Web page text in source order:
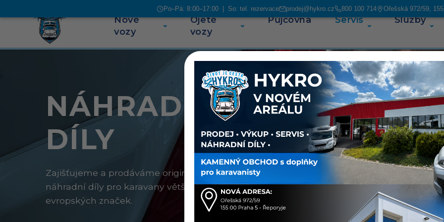
Po–Pá: 8:00–17:00 | So: tel. rezervace prodej@hykro.cz 800 100 714 Ořešská 972/59,
Přeskočit na obsah
Nové
vozy
Ojeté
vozy
Půjčovna Servis Služby
NÁHRADNÍ
DÍLY
Zajišťujeme a prodáváme originální
náhradní díly pro karavany většiny
evropských značek.